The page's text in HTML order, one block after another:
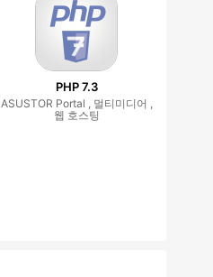
PHP 7.3
ASUSTOR Portal , 멀티미디어 ,
웹 호스팅